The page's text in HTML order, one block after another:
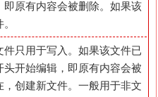
原有内容会被删除。如果该
件只用于写入。如果该文件已
开始编辑，即原有内容会被
创建新文件。一般用于非文